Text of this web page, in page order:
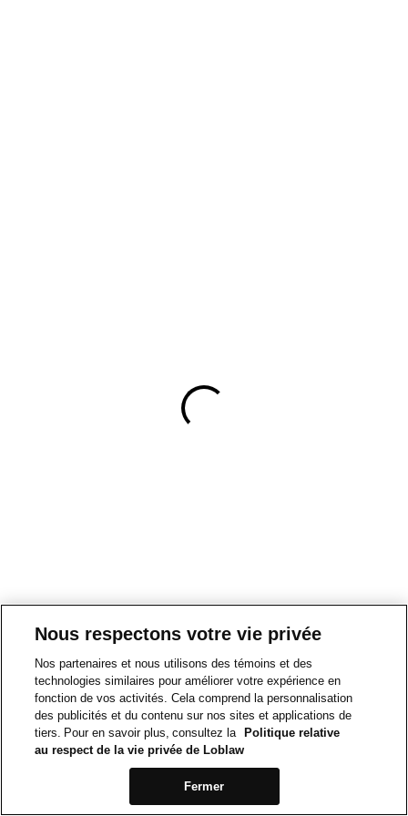
Nous respectons votre vie privée
Nos partenaires et nous utilisons des témoins et des
technologies similaires pour améliorer votre expérience en
fonction de vos activités. Cela comprend la personnalisation
des publicités et du contenu sur nos sites et applications de
tiers. Pour en savoir plus, consultez la
Politique relative
au respect de la vie privée de Loblaw
Fermer